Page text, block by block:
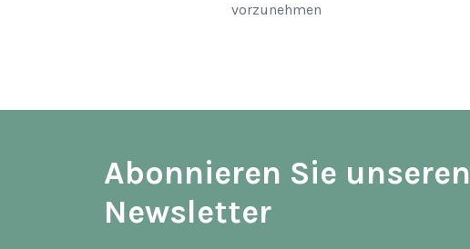
vorzunehmen
Abonnieren Sie unseren
Newsletter